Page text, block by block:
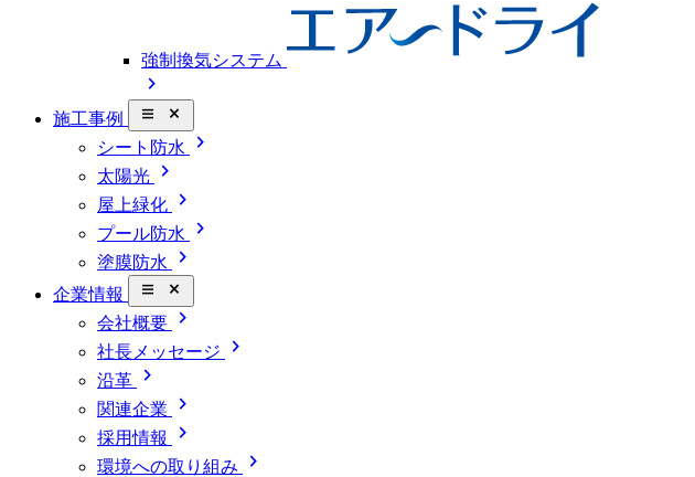
強制換気システム
chevron_right
施工事例 close_small
シート防水 chevron_right
太陽光 chevron_right
屋上緑化 chevron_right
プール防水 chevron_right
塗膜防水 chevron_right
企業情報 close_small
会社概要 chevron_right
社長メッセージ chevron_right
沿革 chevron_right
関連企業 chevron_right
採用情報 chevron_right
環境への取り組み chevron_right